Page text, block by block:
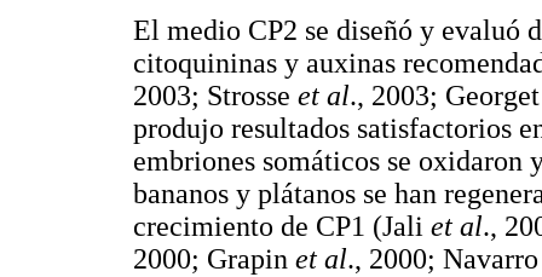
El medio CP2 se diseñó y evaluó
citoquininas y auxinas
2003; Strosse et al., 2003;
produjo resultados satisfactorios
embriones somáticos se
bananos y plátanos se han
crecimiento de CP1 (Jali et al.,
2000; Grapin et al., 2000;